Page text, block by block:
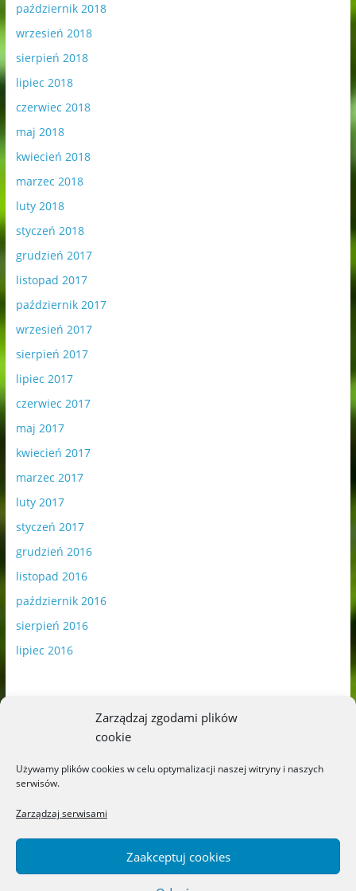
Zarządzaj zgodami plików
cookie
Używamy plików cookies w celu optymalizacji naszej witryny i naszych
serwisów.
Zarządzaj serwisami
Zaakceptuj cookies
październik 2018
wrzesień 2018
sierpień 2018
lipiec 2018
czerwiec 2018
maj 2018
kwiecień 2018
marzec 2018
luty 2018
styczeń 2018
grudzień 2017
listopad 2017
październik 2017
wrzesień 2017
sierpień 2017
lipiec 2017
czerwiec 2017
maj 2017
kwiecień 2017
marzec 2017
luty 2017
styczeń 2017
grudzień 2016
listopad 2016
październik 2016
sierpień 2016
lipiec 2016